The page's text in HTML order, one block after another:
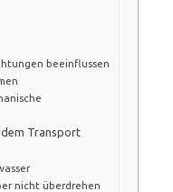
beeinflussen
Transport
nicht überdrehen